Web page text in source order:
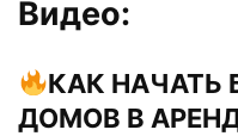
Видео:
КАК НАЧАТЬ
ДОМОВ В